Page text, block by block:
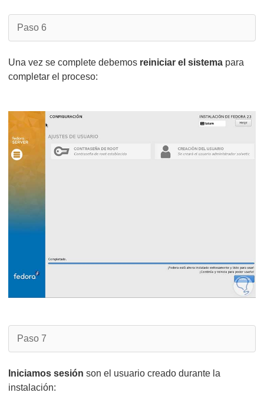
Paso 6
Una vez se complete debemos reiniciar el sistema para
completar el proceso:
Paso 7
Iniciamos sesión son el usuario creado durante la
instalación: